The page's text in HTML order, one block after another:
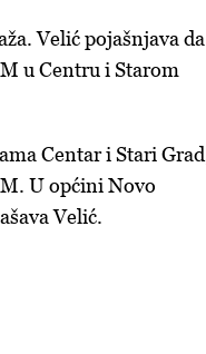
Velić pojašnjava
u Centru i Starom
Centar i Stari
U općini Novo
Velić.